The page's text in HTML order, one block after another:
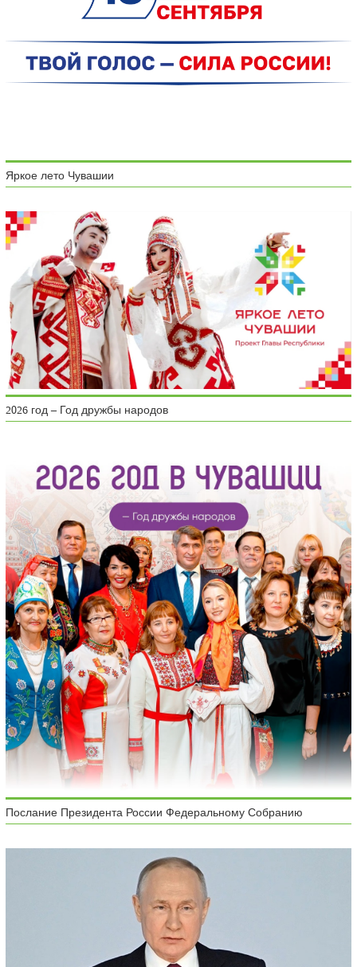
Яркое лето Чувашии
2026 год – Год дружбы народов
Послание Президента России Федеральному Собранию